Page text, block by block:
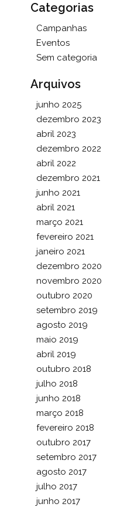
Categorias
Campanhas
Eventos
Sem categoria
Arquivos
junho 2025
dezembro 2023
abril 2023
dezembro 2022
abril 2022
dezembro 2021
junho 2021
abril 2021
março 2021
fevereiro 2021
janeiro 2021
dezembro 2020
novembro 2020
outubro 2020
setembro 2019
agosto 2019
maio 2019
abril 2019
outubro 2018
julho 2018
junho 2018
março 2018
fevereiro 2018
outubro 2017
setembro 2017
agosto 2017
julho 2017
junho 2017